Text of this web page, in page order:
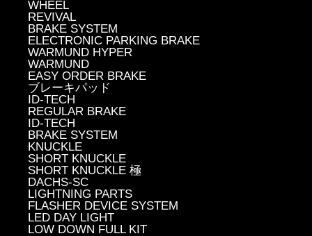
WHEEL
REVIVAL
BRAKE SYSTEM
ELECTRONIC PARKING BRAKE
WARMUND HYPER
WARMUND
EASY ORDER BRAKE
ブレーキパッド
ID-TECH
REGULAR BRAKE
ID-TECH
BRAKE SYSTEM
KNUCKLE
SHORT KNUCKLE
SHORT KNUCKLE 極
DACHS-SC
LIGHTNING PARTS
FLASHER DEVICE SYSTEM
LED DAY LIGHT
LOW DOWN FULL KIT